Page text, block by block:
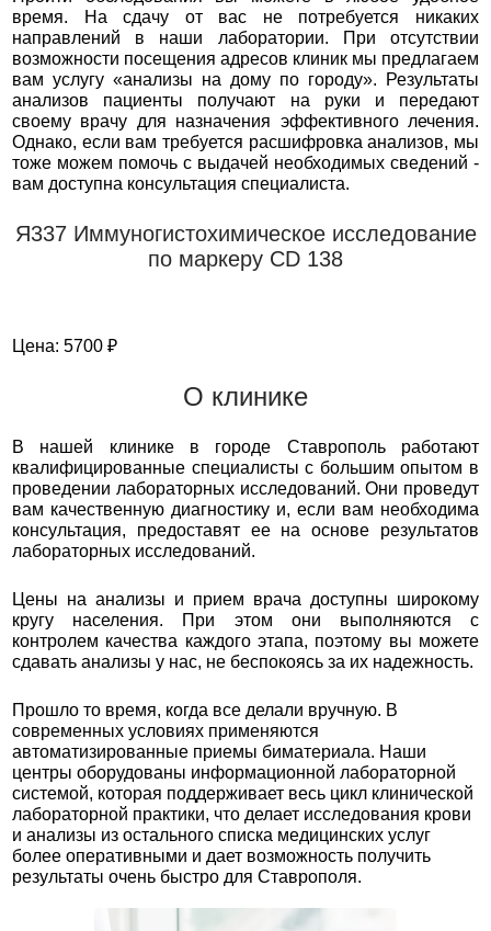
время. На сдачу от вас не потребуется никаких
направлений в наши лаборатории. При отсутствии
возможности посещения адресов клиник мы предлагаем
вам услугу «анализы на дому по городу». Результаты
анализов пациенты получают на руки и передают
своему врачу для назначения эффективного лечения.
Однако, если вам требуется расшифровка анализов, мы
тоже можем помочь с выдачей необходимых сведений -
вам доступна консультация специалиста.
Я337 Иммуногистохимическое исследование
по маркеру CD 138
Цена: 5700 ₽
О клинике
В нашей клинике в городе Ставрополь работают
квалифицированные специалисты с большим опытом в
проведении лабораторных исследований. Они проведут
вам качественную диагностику и, если вам необходима
консультация, предоставят ее на основе результатов
лабораторных исследований.
Цены на анализы и прием врача доступны широкому
кругу населения. При этом они выполняются с
контролем качества каждого этапа, поэтому вы можете
сдавать анализы у нас, не беспокоясь за их надежность.
Прошло то время, когда все делали вручную. В
современных условиях применяются
автоматизированные приемы биматериала. Наши
центры оборудованы информационной лабораторной
системой, которая поддерживает весь цикл клинической
лабораторной практики, что делает исследования крови
и анализы из остального списка медицинских услуг
более оперативными и дает возможность получить
результаты очень быстро для Ставрополя.